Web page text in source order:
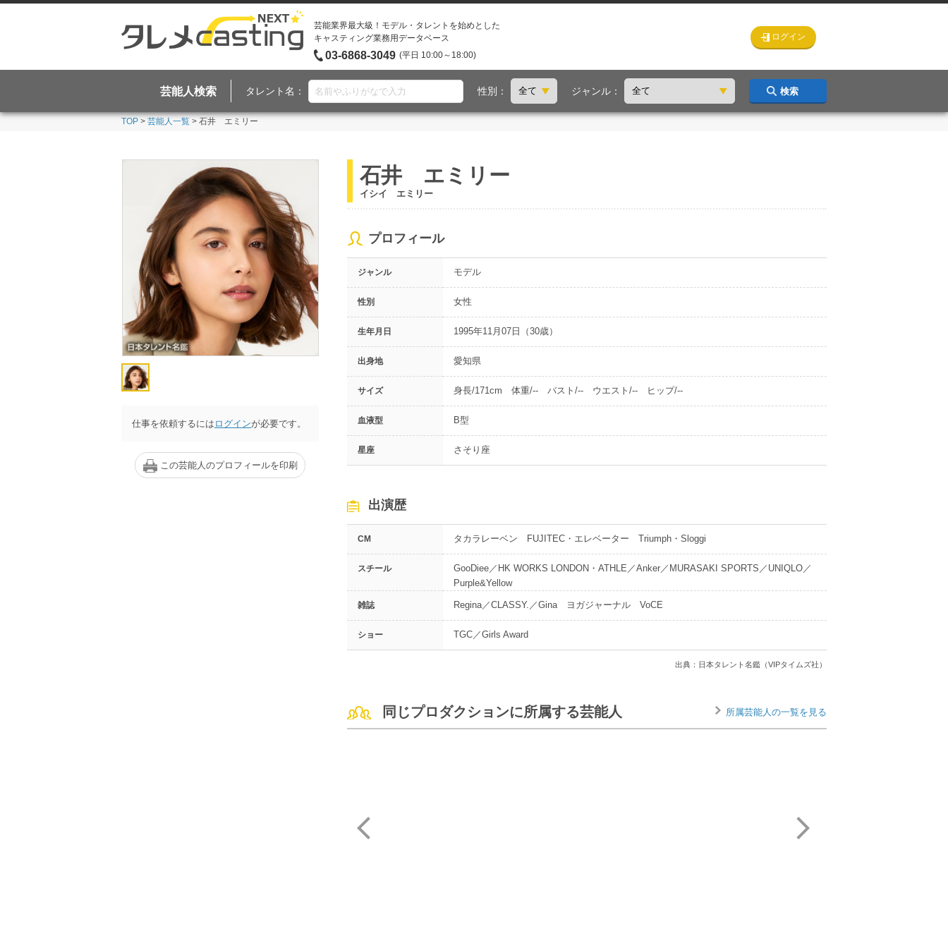
芸能業界最大級！モデル・タレントを始めとした
キャスティング業務用データベース
03-6868-3049 (平日 10:00～18:00)
ログイン
芸能人検索 タレント名： 性別： ジャンル： 検索
TOP > 芸能人一覧 > 石井 エミリー
仕事を依頼するには ログインが必要です。
この芸能人のプロフィールを印刷
石井 エミリー
イシイ エミリー
プロフィール
ジャンル モデル
性別 女性
生年月日 1995年11月07日（30歳）
出身地 愛知県
サイズ 身長/171cm 体重/-- バスト/-- ウエスト/-- ヒップ/--
血液型 B型
星座 さそり座
出演歴
CM タカラレーベン FUJITEC・エレベーター Triumph・Sloggi
スチール
GooDiee／HK WORKS LONDON・ATHLE／Anker／MURASAKI SPORTS／UNIQLO／
Purple&Yellow
雑誌 Regina／CLASSY.／Gina ヨガジャーナル VoCE
ショー TGC／Girls Award
出典：日本タレント名鑑（VIPタイムズ社）
同じプロダクションに所属する芸能人 所属芸能人の一覧を見る